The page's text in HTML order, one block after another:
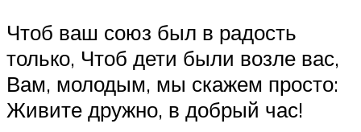
Чтоб ваш союз был в радость
только, Чтоб дети были возле вас,
Вам, молодым, мы скажем просто:
Живите дружно, в добрый час!